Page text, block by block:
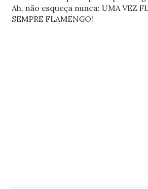
Ah, não esqueça nunca: UMA VEZ
SEMPRE FLAMENGO!